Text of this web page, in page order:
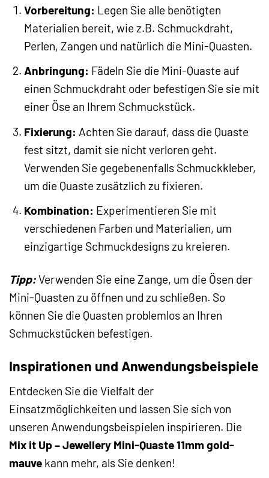
Vorbereitung: Legen Sie alle benötigten
Materialien bereit, wie z.B. Schmuckdraht,
Perlen, Zangen und natürlich die Mini-Quasten.
Anbringung: Fädeln Sie die Mini-Quaste auf
einen Schmuckdraht oder befestigen Sie sie mit
einer Öse an Ihrem Schmuckstück.
Fixierung: Achten Sie darauf, dass die Quaste
fest sitzt, damit sie nicht verloren geht.
Verwenden Sie gegebenenfalls Schmuckkleber,
um die Quaste zusätzlich zu fixieren.
Kombination: Experimentieren Sie mit
verschiedenen Farben und Materialien, um
einzigartige Schmuckdesigns zu kreieren.
Tipp:Verwenden Sie eine Zange, um die Ösen der
Mini-Quasten zu öffnen und zu schließen. So
können Sie die Quasten problemlos an Ihren
Schmuckstücken befestigen.
Inspirationen und Anwendungsbeispiele
Entdecken Sie die Vielfalt der
Einsatzmöglichkeiten und lassen Sie sich von
unseren Anwendungsbeispielen inspirieren. Die
Mix it Up – Jewellery Mini-Quaste 11mm gold-
mauve kann mehr, als Sie denken!